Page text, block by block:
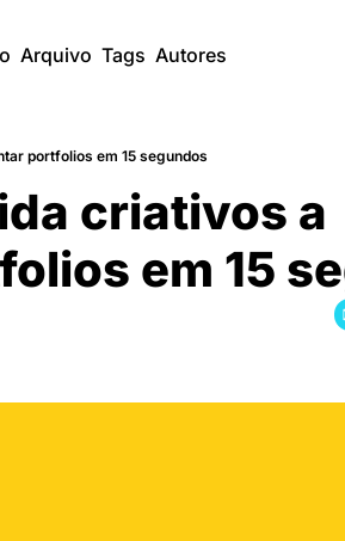
Arquivo Tags Autores
portfolios em 15 segundos
criativos a
em 15